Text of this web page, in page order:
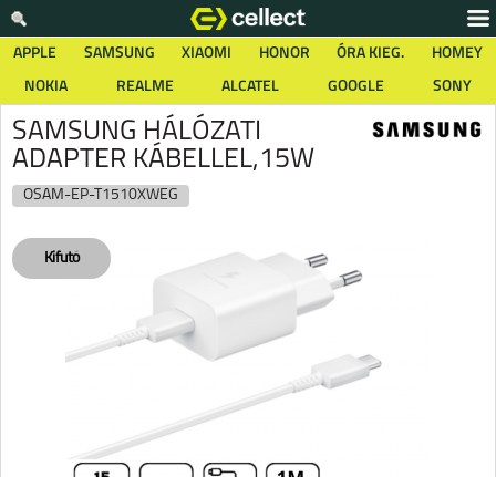
APPLE SAMSUNG XIAOMI HONOR ÓRA KIEG.
HOMEY
NOKIA
REALME ALCATEL GOOGLE SONY
SAMSUNG HÁLÓZATI
ADAPTER KÁBELLEL,15W
OSAM-EP-T1510XWEG